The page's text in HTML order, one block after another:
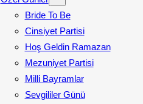
Bride To Be
Cinsiyet Partisi
Hoş Geldin Ramazan
Mezuniyet Partisi
Milli Bayramlar
Sevgililer Günü